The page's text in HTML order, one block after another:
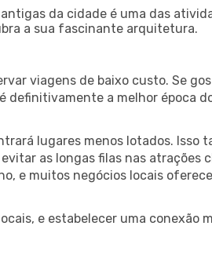
da cidade é uma das
a sua fascinante arquitetura.
viagens de baixo custo. Se
definitivamente a melhor época
lugares menos lotados. Isso
as longas filas nas atrações
e muitos negócios locais
e estabelecer uma conexão